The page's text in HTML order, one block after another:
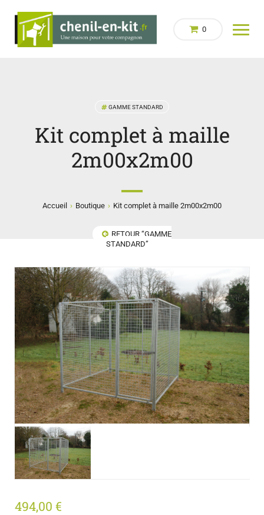
0
GAMME STANDARD
Kit complet à maille
2m00x2m00
Accueil › Boutique › Kit complet à maille 2m00x2m00
RETOUR “GAMME
STANDARD”
494,00 €